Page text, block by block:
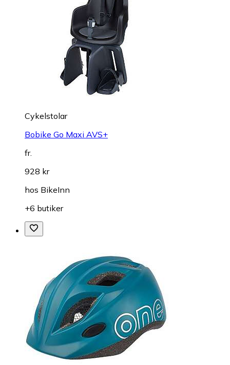
Cykelstolar
Bobike Go Maxi AVS+
fr.
928 kr
hos BikeInn
+6 butiker